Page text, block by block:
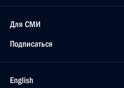
Для СМИ
Подписаться
English